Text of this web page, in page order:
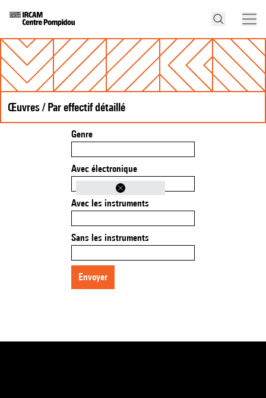
Œuvres / Par effectif détaillé
Genre
Avec électronique
Avec les instruments
Sans les instruments
envoyer